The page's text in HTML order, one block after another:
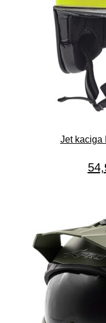
Jet kaciga